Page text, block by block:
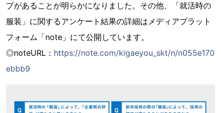
プがあることが明らかになりました。その他、「就活時の
服装」に関するアンケート結果の詳細はメディアプラット
フォーム「note」にて公開しています。
◎noteURL： https://note.com/kigaeyou_skt/n/n055e170
ebbb9